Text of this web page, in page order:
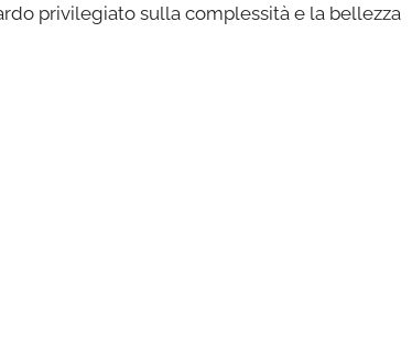
privilegiato sulla complessità e la bellezza